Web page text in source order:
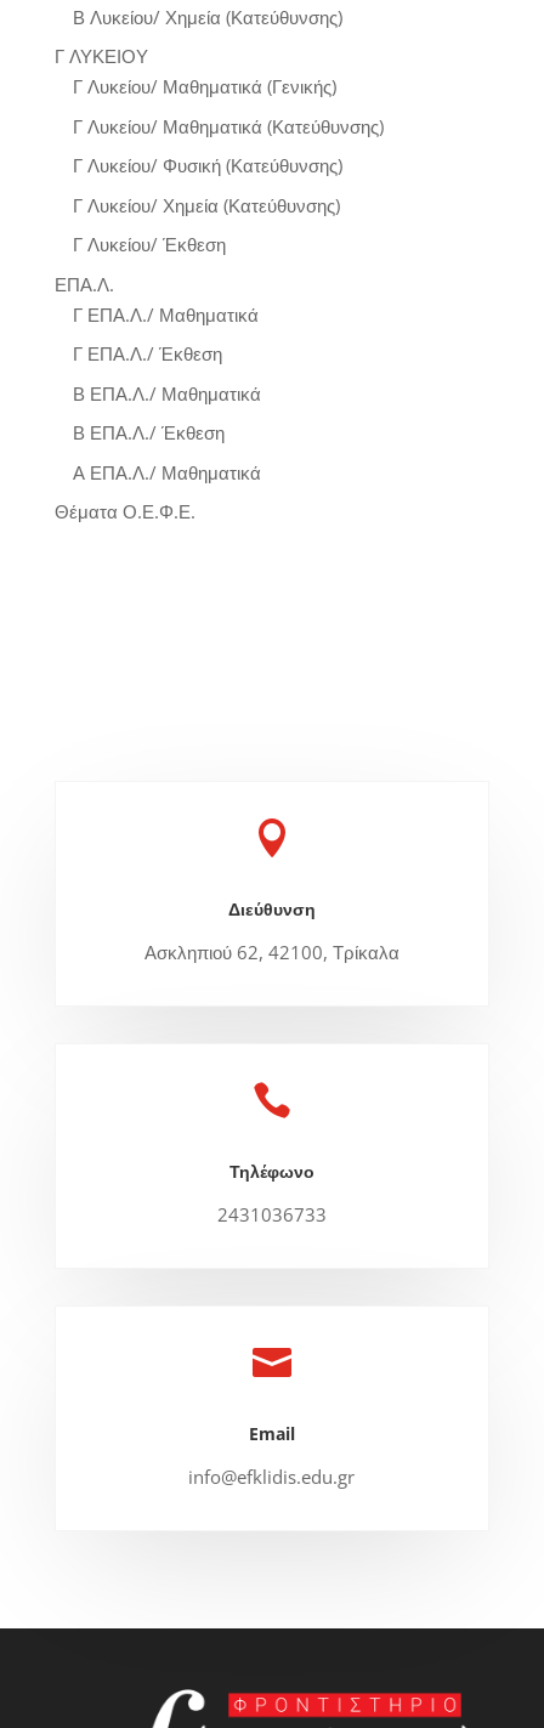
Β Λυκείου/ Χημεία (Κατεύθυνσης)
Γ ΛΥΚΕΙΟΥ
Γ Λυκείου/ Μαθηματικά (Γενικής)
Γ Λυκείου/ Μαθηματικά (Κατεύθυνσης)
Γ Λυκείου/ Φυσική (Κατεύθυνσης)
Γ Λυκείου/ Χημεία (Κατεύθυνσης)
Γ Λυκείου/ Έκθεση
ΕΠΑ.Λ.
Γ ΕΠΑ.Λ./ Μαθηματικά
Γ ΕΠΑ.Λ./ Έκθεση
Β ΕΠΑ.Λ./ Μαθηματικά
Β ΕΠΑ.Λ./ Έκθεση
Α ΕΠΑ.Λ./ Μαθηματικά
Θέματα Ο.Ε.Φ.Ε.

Διεύθυνση
Ασκληπιού 62, 42100, Τρίκαλα

Τηλέφωνο
2431036733

Email
info@efklidis.edu.gr